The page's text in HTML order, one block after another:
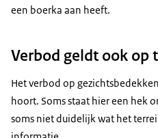
een boerka aan heeft.
Verbod geldt ook op
Het verbod op
hoort. Soms staat hier een hek
soms niet duidelijk wat het